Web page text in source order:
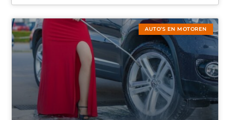
AUTO’S EN MOTOREN